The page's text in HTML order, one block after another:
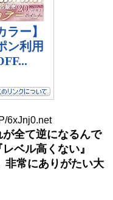
6xJnj0.net
が全て逆になるんで
ベル高くない』
非常にありがたい大